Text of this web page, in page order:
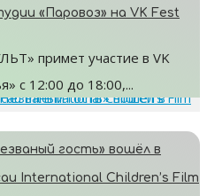
на VK Fest
примет участие в VK
с 12:00 до 18:00,...
гость» вошёл в
International Children’s Film